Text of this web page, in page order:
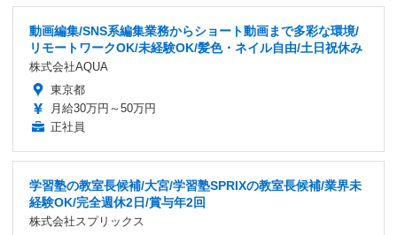
動画編集/SNS系編集業務からショート動画まで多彩な環境/
リモートワークOK/未経験OK/髪色・ネイル自由/土日祝休み
株式会社AQUA
東京都
月給30万円～50万円
正社員
学習塾の教室長候補/大宮/学習塾SPRIXの教室長候補/業界未
経験OK/完全週休2日/賞与年2回
株式会社スプリックス